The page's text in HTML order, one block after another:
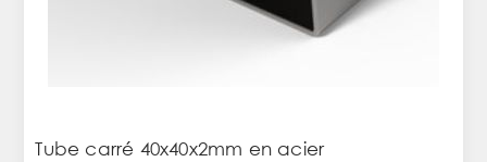
Tube carré 40x40x2mm en acier